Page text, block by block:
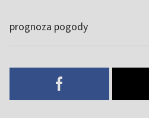
prognoza pogody